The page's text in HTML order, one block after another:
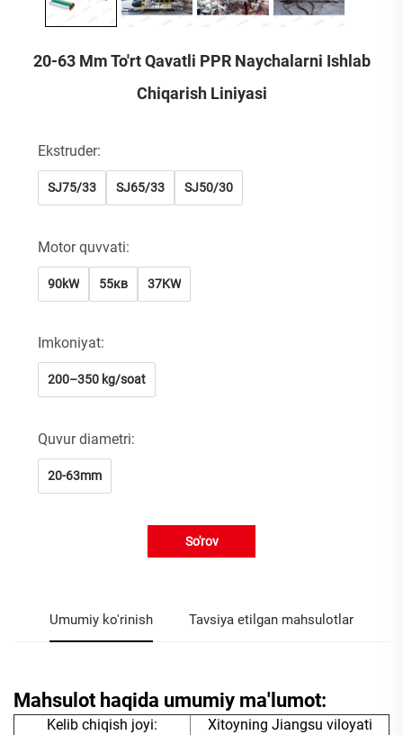
20-63 Mm To'rt Qavatli PPR Naychalarni Ishlab
Chiqarish Liniyasi
Ekstruder:
SJ75/33 SJ65/33 SJ50/30
Motor quvvati:
90kW 55кв 37KW
Imkoniyat:
200–350 kg/soat
Quvur diametri:
20-63mm
So'rov
Umumiy ko'rinish Tavsiya etilgan mahsulotlar
Mahsulot haqida umumiy ma'lumot:
Kelib chiqish joyi: Xitoyning Jiangsu viloyati